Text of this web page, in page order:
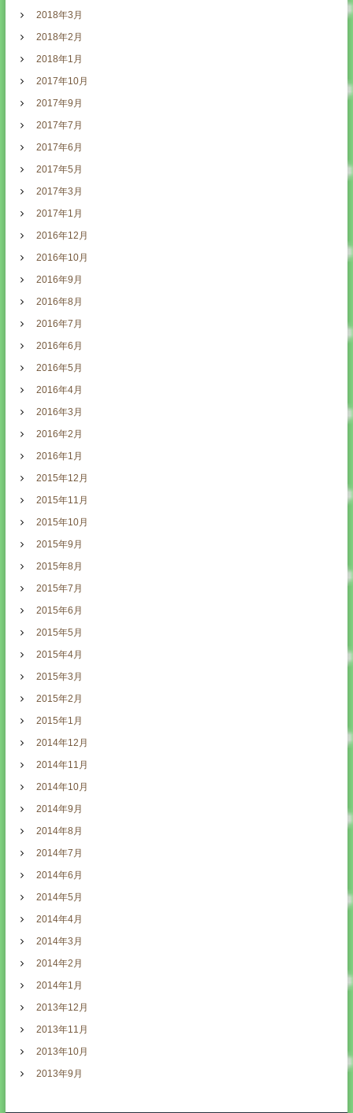
2018年3月
2018年2月
2018年1月
2017年10月
2017年9月
2017年7月
2017年6月
2017年5月
2017年3月
2017年1月
2016年12月
2016年10月
2016年9月
2016年8月
2016年7月
2016年6月
2016年5月
2016年4月
2016年3月
2016年2月
2016年1月
2015年12月
2015年11月
2015年10月
2015年9月
2015年8月
2015年7月
2015年6月
2015年5月
2015年4月
2015年3月
2015年2月
2015年1月
2014年12月
2014年11月
2014年10月
2014年9月
2014年8月
2014年7月
2014年6月
2014年5月
2014年4月
2014年3月
2014年2月
2014年1月
2013年12月
2013年11月
2013年10月
2013年9月